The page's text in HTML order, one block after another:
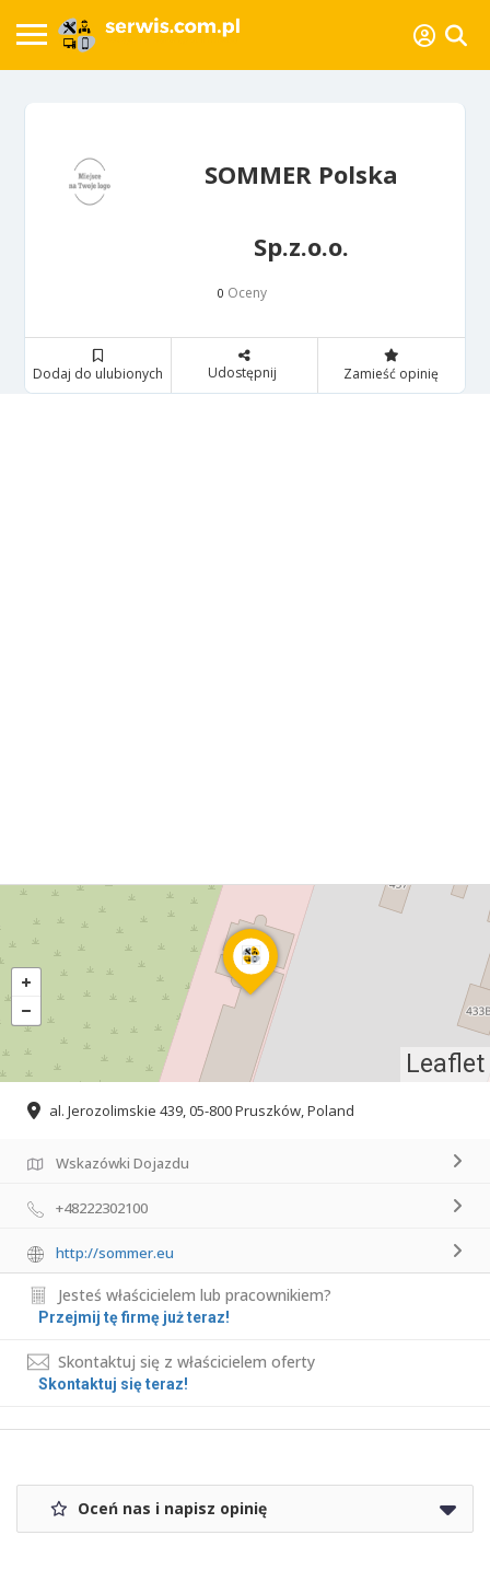
SOMMER Polska
Sp.z.o.o.
0 Oceny
Dodaj do ulubionych Udostępnij Zamieść opinię
Leaflet
al. Jerozolimskie 439, 05-800 Pruszków, Poland
Wskazówki Dojazdu
+48222302100
http://sommer.eu
Jesteś właścicielem lub pracownikiem?
Przejmij tę firmę już teraz!
Skontaktuj się z właścicielem oferty
Skontaktuj się teraz!
Oceń nas i napisz opinię